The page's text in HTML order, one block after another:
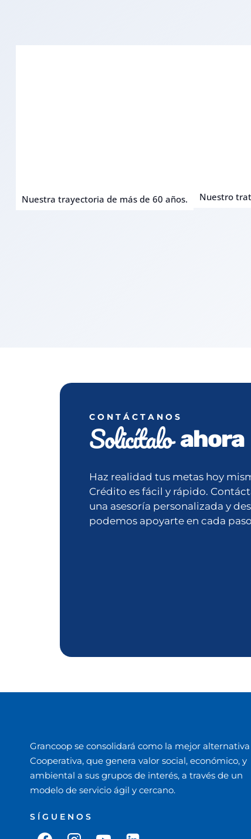
Nuestra trayectoria de más de 60 años.
Nuestro
CONTÁCTANOS
Solicítalo ahora
Haz realidad tus metas hoy
Crédito es fácil y rápido.
una asesoría personalizada y
podemos apoyarte en cada
Grancoop se consolidará como la mejor alternativa
Cooperativa, que genera valor social, económico, y
ambiental a sus grupos de interés, a través de un
modelo de servicio ágil y cercano.
SÍGUENOS